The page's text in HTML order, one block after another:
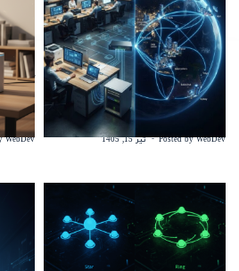
✅ شبکه LAN و WAN چیست؟ فرق کامل +
مزایا + کاربردها
Posted byWebDev تیر 15, 1405
✅
(LAN) | تصویری + گام به گام
WebDev